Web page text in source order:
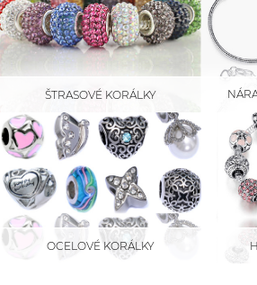
ŠTRASOVÉ KORÁLKY
OCELOVÉ KORÁLKY